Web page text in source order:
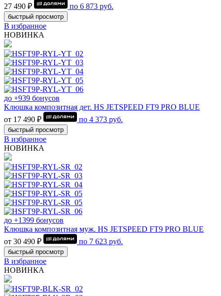
27 490 ₽
по 6 873 руб.
быстрый просмотр
В избранное
НОВИНКА
до +939 бонусов
Клюшка композитная дет. HS JETSPEED FT9 PRO BLUE
от 17 490 ₽
по 4 373 руб.
быстрый просмотр
В избранное
НОВИНКА
до +1399 бонусов
Клюшка композитная муж. HS JETSPEED FT9 PRO BLUE
от 30 490 ₽
по 7 623 руб.
быстрый просмотр
В избранное
НОВИНКА